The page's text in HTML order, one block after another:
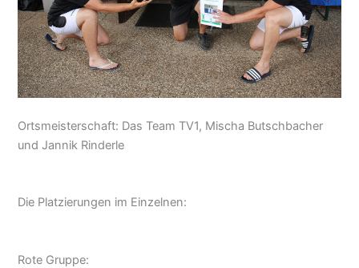
Ortsmeisterschaft: Das Team TV1, Mischa Butschbacher
und Jannik Rinderle
Die Platzierungen im Einzelnen:
Rote Gruppe: